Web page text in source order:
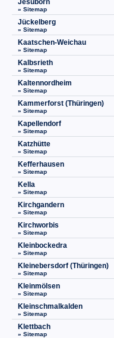
Jesuborn
» Sitemap
Jückelberg
» Sitemap
Kaatschen-Weichau
» Sitemap
Kalbsrieth
» Sitemap
Kaltennordheim
» Sitemap
Kammerforst (Thüringen)
» Sitemap
Kapellendorf
» Sitemap
Katzhütte
» Sitemap
Kefferhausen
» Sitemap
Kella
» Sitemap
Kirchgandern
» Sitemap
Kirchworbis
» Sitemap
Kleinbockedra
» Sitemap
Kleinebersdorf (Thüringen)
» Sitemap
Kleinmölsen
» Sitemap
Kleinschmalkalden
» Sitemap
Klettbach
» Sitemap